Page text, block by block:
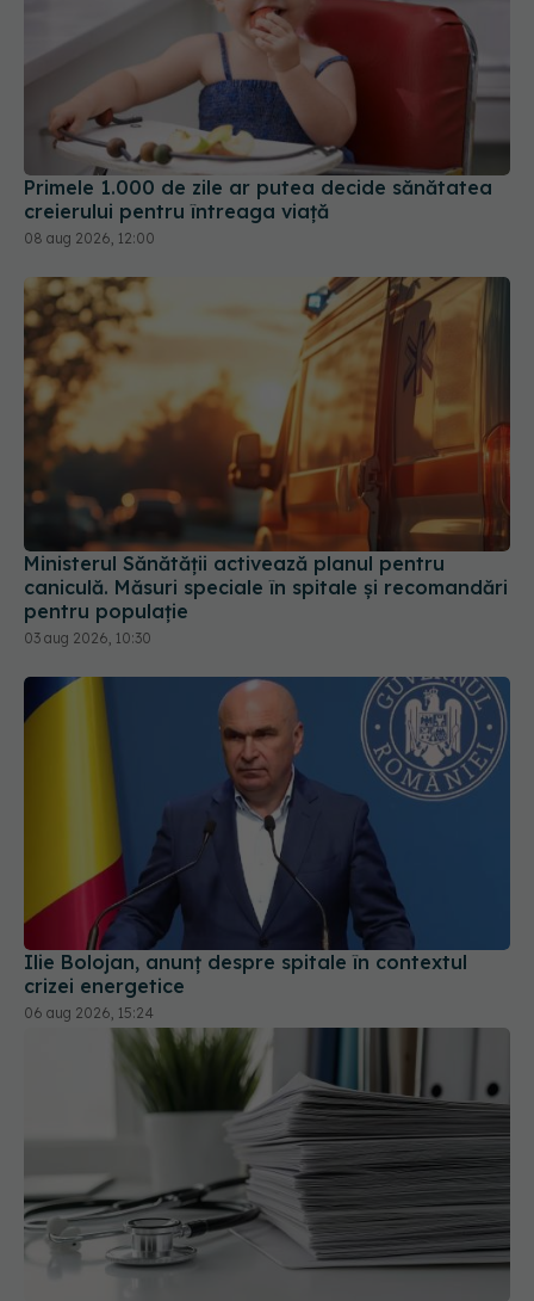
Primele 1.000 de zile ar putea decide sănătatea
creierului pentru întreaga viață
08 aug 2026, 12:00
Ministerul Sănătății activează planul pentru
caniculă. Măsuri speciale în spitale și recomandări
pentru populație
03 aug 2026, 10:30
Ilie Bolojan, anunț despre spitale în contextul
crizei energetice
06 aug 2026, 15:24
Mii de angajați din Sănătate ar putea primi salarii
mai mari. Sindicatele cer schimbarea legii